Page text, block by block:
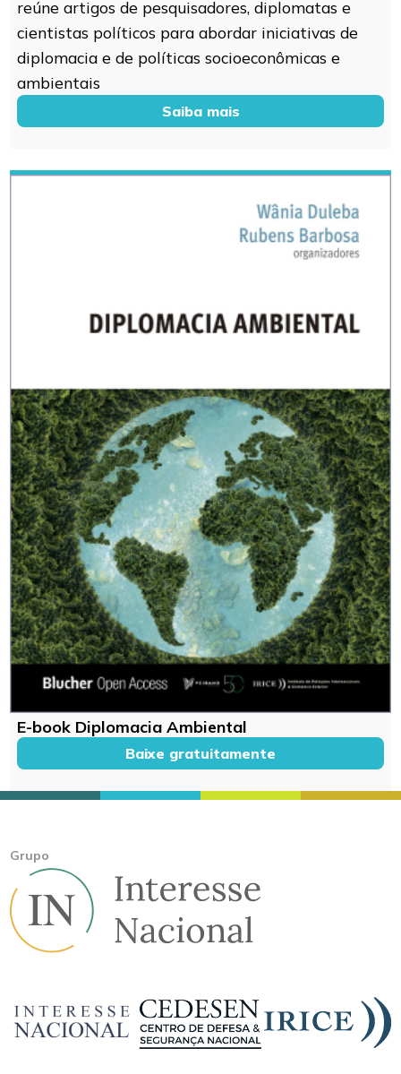
reúne artigos de pesquisadores, diplomatas e
cientistas políticos para abordar iniciativas de
diplomacia e de políticas socioeconômicas e
ambientais
Saiba mais
E-book Diplomacia Ambiental
Baixe gratuitamente
Grupo